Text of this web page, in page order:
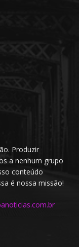
Produzir
a nenhum grupo
conteúdo
é nossa missão!